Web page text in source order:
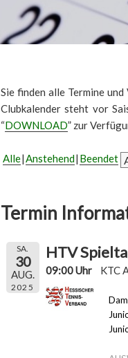
Sie finden alle Termine
Clubkalender steht vor
“DOWNLOAD” zur
Alle Anstehend Beendet
Termin
SA.
30
AUG.
2025
HTV
09:00 Uhr KTC